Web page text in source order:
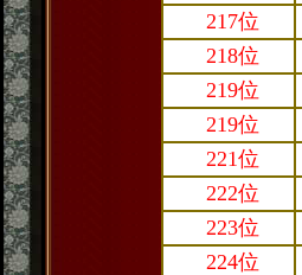
217位
218位
219位
219位
221位
222位
223位
224位